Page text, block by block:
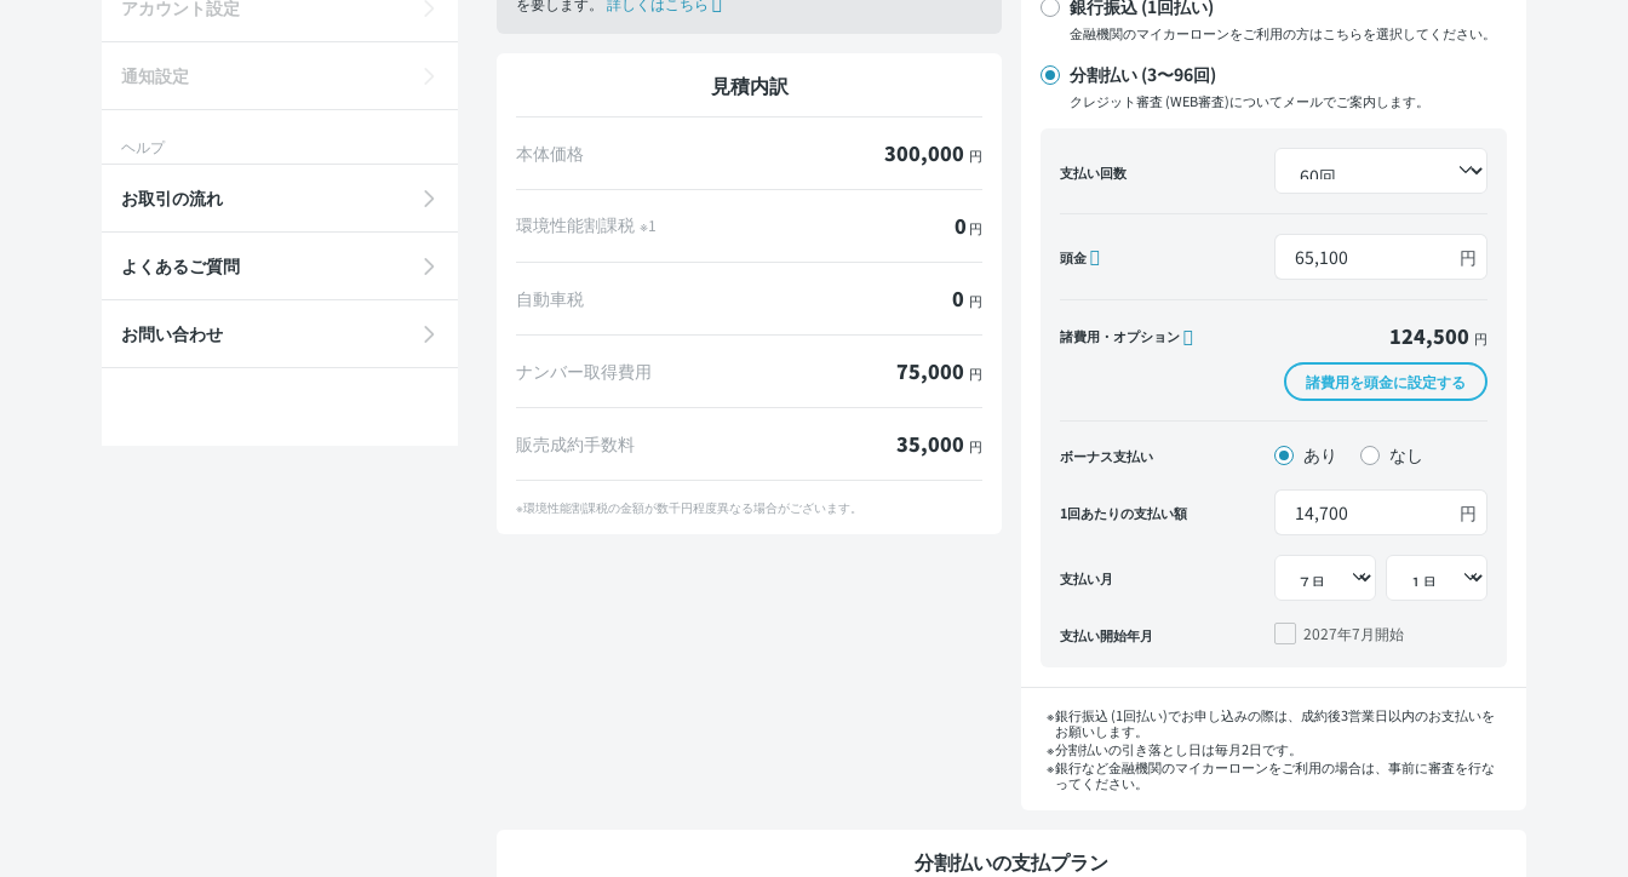
見積内訳
本体価格 300,000 円
環境性能割課税 ※1 0 円
自動車税 0 円
ナンバー取得費用 75,000 円
販売成約手数料 35,000 円
※環境性能割課税の金額が数千円程度異なる場合がございます。
銀行振込 (1回払い)
金融機関のマイカーローンをご利用の方はこちらを選択してください。
分割払い (3〜96回)
クレジット審査 (WEB審査)についてメールでご案内します。
支払い回数
頭金 円
諸費用・オプション 124,500 円
諸費用を頭金に設定する
ボーナス支払い あり なし
1回あたりの支払い額 円
支払い月
支払い開始年月 2027年7月開始
銀行振込 (1回払い)でお申し込みの際は、成約後3営業日以内のお支払いを
お願いします。
分割払いの引き落とし日は毎月2日です。
銀行など金融機関のマイカーローンをご利用の場合は、事前に審査を行な
ってください。
分割払いの支払プラン
アカウント設定
通知設定
ヘルプ
お取引の流れ
よくあるご質問
お問い合わせ